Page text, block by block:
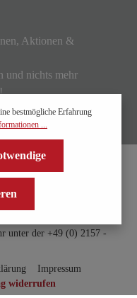
Aktionen &
und nichts mehr
unter der +49 (0) 2157 -
Impressum
widerrufen
bestmögliche Erfahrung
...